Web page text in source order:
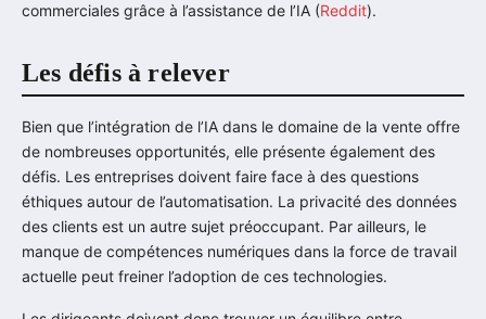
commerciales grâce à l’assistance de l’IA (Reddit).
Les défis à relever
Bien que l’intégration de l’IA dans le domaine de la vente offre
de nombreuses opportunités, elle présente également des
défis. Les entreprises doivent faire face à des questions
éthiques autour de l’automatisation. La privacité des données
des clients est un autre sujet préoccupant. Par ailleurs, le
manque de compétences numériques dans la force de travail
actuelle peut freiner l’adoption de ces technologies.